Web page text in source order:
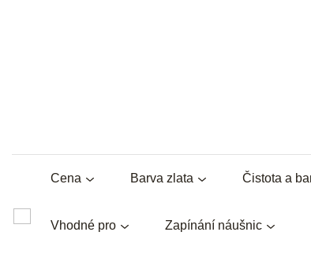
Barva zlata Čistota a
Vhodné pro Zapínání náušnic
Cena